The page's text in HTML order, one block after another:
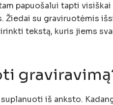
papuošalui tapti visiškai
su graviruotėmis
tekstą, kuris jiems
iš anksto.